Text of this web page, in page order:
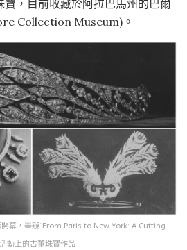
，目前收藏於阿拉巴馬州的巴爾
Collection Museum)。
開幕，舉辦“From Paris to New York: A Cutting-
動上的古董珠寶作品